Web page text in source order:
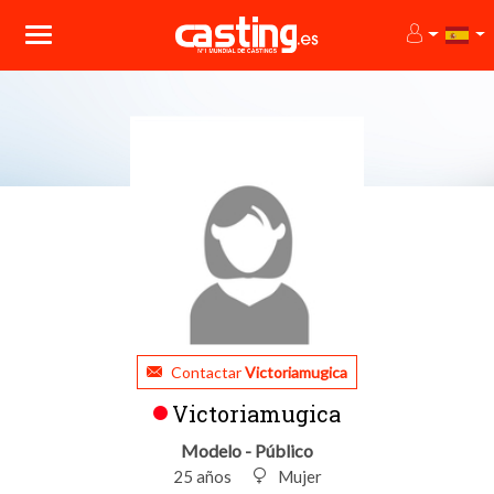
ContactarVictoriamugica
Victoriamugica
Modelo - Público
25 años Mujer